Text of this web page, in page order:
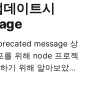
이트시
message 상
기 위해 알아보았습